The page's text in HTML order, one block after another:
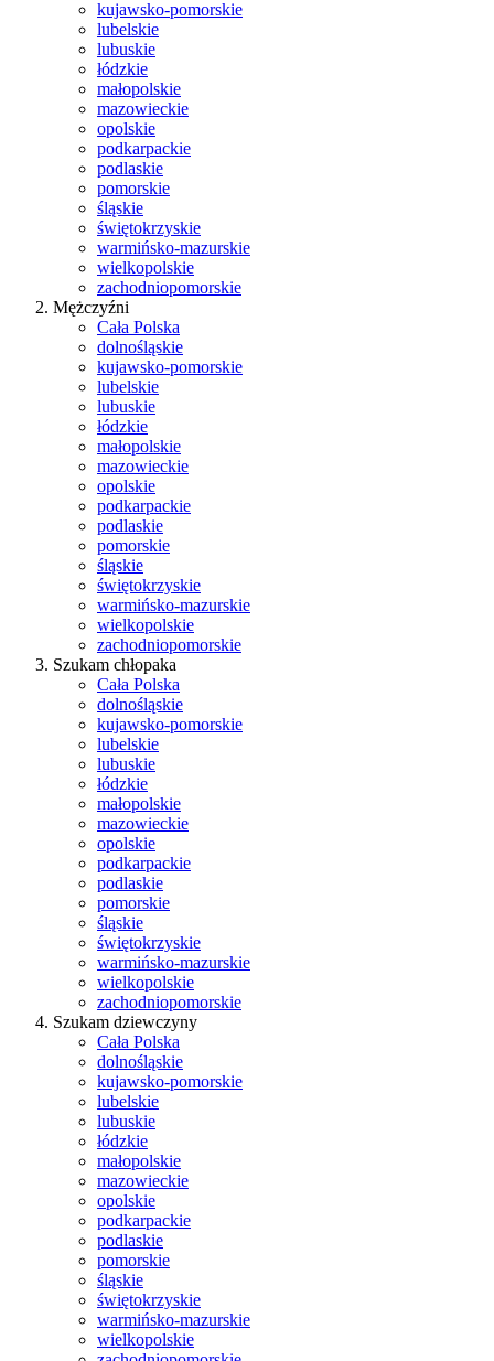
kujawsko-pomorskie
lubelskie
lubuskie
łódzkie
małopolskie
mazowieckie
opolskie
podkarpackie
podlaskie
pomorskie
śląskie
świętokrzyskie
warmińsko-mazurskie
wielkopolskie
zachodniopomorskie
Mężczyźni
Cała Polska
dolnośląskie
kujawsko-pomorskie
lubelskie
lubuskie
łódzkie
małopolskie
mazowieckie
opolskie
podkarpackie
podlaskie
pomorskie
śląskie
świętokrzyskie
warmińsko-mazurskie
wielkopolskie
zachodniopomorskie
Szukam chłopaka
Cała Polska
dolnośląskie
kujawsko-pomorskie
lubelskie
lubuskie
łódzkie
małopolskie
mazowieckie
opolskie
podkarpackie
podlaskie
pomorskie
śląskie
świętokrzyskie
warmińsko-mazurskie
wielkopolskie
zachodniopomorskie
Szukam dziewczyny
Cała Polska
dolnośląskie
kujawsko-pomorskie
lubelskie
lubuskie
łódzkie
małopolskie
mazowieckie
opolskie
podkarpackie
podlaskie
pomorskie
śląskie
świętokrzyskie
warmińsko-mazurskie
wielkopolskie